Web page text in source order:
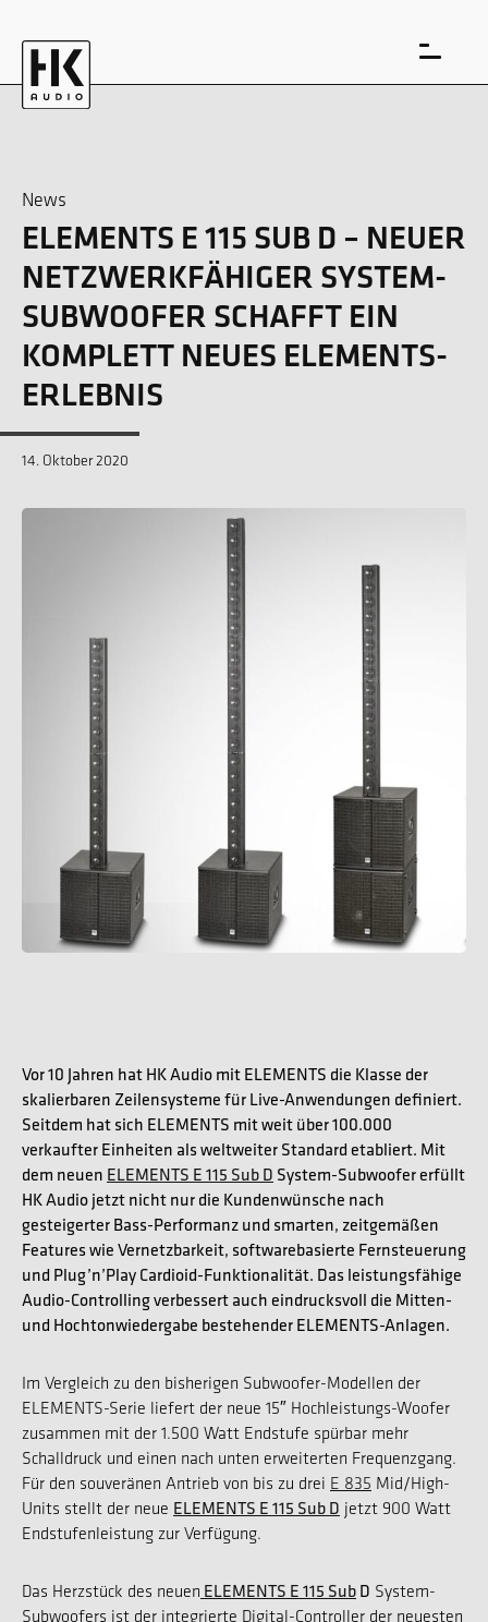
EN DE
News
ELEMENTS E 115 SUB D – NEUER
NETZWERKFÄHIGER SYSTEM-
SUBWOOFER SCHAFFT EIN
KOMPLETT NEUES ELEMENTS-
ERLEBNIS
14. Oktober 2020
Vor 10 Jahren hat HK Audio mit ELEMENTS die Klasse der
skalierbaren Zeilensysteme für Live-Anwendungen definiert.
Seitdem hat sich ELEMENTS mit weit über 100.000
verkaufter Einheiten als weltweiter Standard etabliert. Mit
dem neuen ELEMENTS E 115 Sub D System-Subwoofer erfüllt
HK Audio jetzt nicht nur die Kundenwünsche nach
gesteigerter Bass-Performanz und smarten, zeitgemäßen
Features wie Vernetzbarkeit, softwarebasierte Fernsteuerung
und Plug’n’Play Cardioid-Funktionalität. Das leistungsfähige
Audio-Controlling verbessert auch eindrucksvoll die Mitten-
und Hochtonwiedergabe bestehender ELEMENTS-Anlagen.
Im Vergleich zu den bisherigen Subwoofer-Modellen der
ELEMENTS-Serie liefert der neue 15″ Hochleistungs-Woofer
zusammen mit der 1.500 Watt Endstufe spürbar mehr
Schalldruck und einen nach unten erweiterten Frequenzgang.
Für den souveränen Antrieb von bis zu drei E 835 Mid/High-
Units stellt der neue ELEMENTS E 115 Sub D jetzt 900 Watt
Endstufenleistung zur Verfügung.
Das Herzstück des neuen ELEMENTS E 115 SubD System-
Subwoofers ist der integrierte Digital-Controller der neuesten